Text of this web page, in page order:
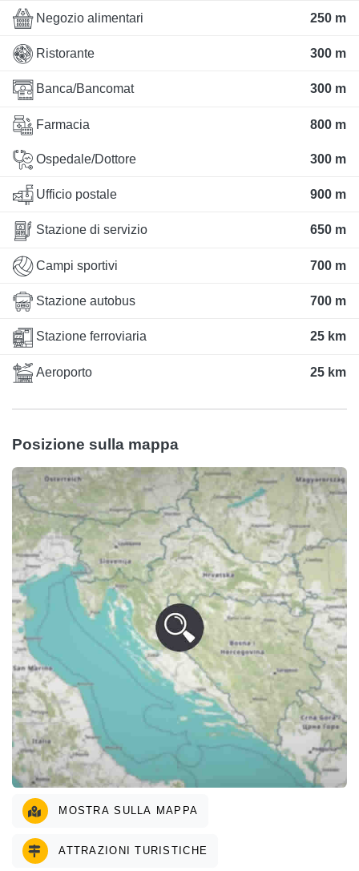
Negozio alimentari 250 m
Ristorante 300 m
Banca/Bancomat 300 m
Farmacia 800 m
Ospedale/Dottore 300 m
Ufficio postale 900 m
Stazione di servizio 650 m
Campi sportivi 700 m
Stazione autobus 700 m
Stazione ferroviaria 25 km
Aeroporto 25 km
Posizione sulla mappa
MOSTRA SULLA MAPPA
ATTRAZIONI TURISTICHE